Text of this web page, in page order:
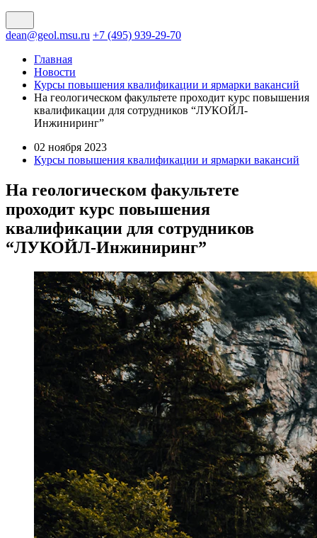
dean@geol.msu.ru +7 (495) 939-29-70
Главная
Новости
Курсы повышения квалификации и ярмарки вакансий
На геологическом факультете проходит курс повышения
квалификации для сотрудников “ЛУКОЙЛ-
Инжиниринг”
02 ноября 2023
Курсы повышения квалификации и ярмарки вакансий
На геологическом факультете
проходит курс повышения
квалификации для сотрудников
“ЛУКОЙЛ-Инжиниринг”